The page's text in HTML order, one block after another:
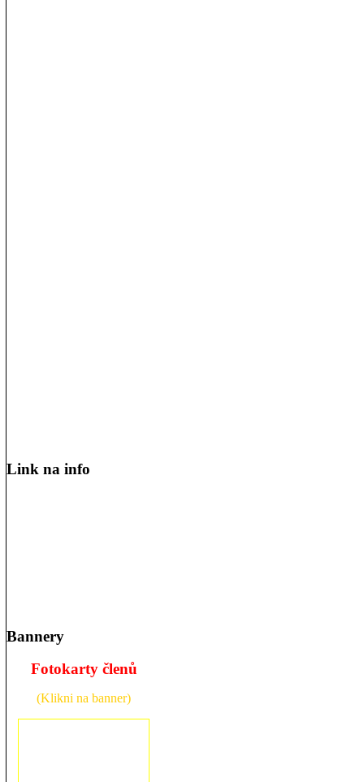
Link na info
Bannery
Fotokarty členů
(Klikni na banner)